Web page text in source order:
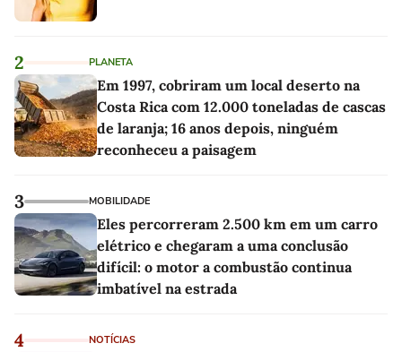
2 PLANETA
Em 1997, cobriram um local deserto na
Costa Rica com 12.000 toneladas de cascas
de laranja; 16 anos depois, ninguém
reconheceu a paisagem
3 MOBILIDADE
Eles percorreram 2.500 km em um carro
elétrico e chegaram a uma conclusão
difícil: o motor a combustão continua
imbatível na estrada
4 NOTÍCIAS